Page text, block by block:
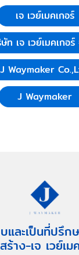
เจ เวย์เมคเกอร์
ท เจ เวย์เมคเกอ
J Waymaker
J Waymaker
และเป็นที่ปรึก
ร้าง-เจ เวย์เม